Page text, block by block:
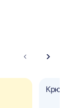
Стрелка